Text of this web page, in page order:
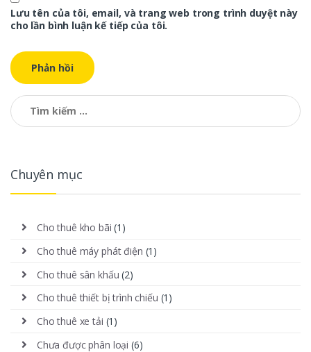
Lưu tên của tôi, email, và trang web trong trình duyệt này
cho lần bình luận kế tiếp của tôi.
Tìm kiếm cho:
Chuyên mục
Cho thuê kho bãi (1)
Cho thuê máy phát điện (1)
Cho thuê sân khấu (2)
Cho thuê thiết bị trình chiếu (1)
Cho thuê xe tải (1)
Chưa được phân loại (6)